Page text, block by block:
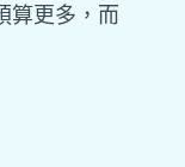
算更多，而